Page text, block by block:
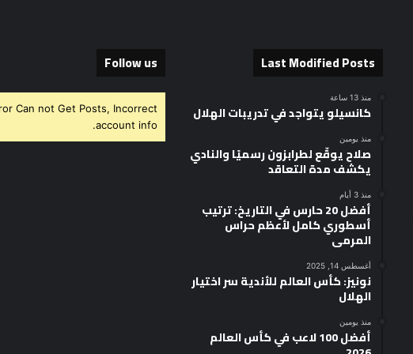
Last Modified Posts
منذ 13 ساعة
كانسيلو يتواجد في تدريبات الهلال
منذ يومين
صلاح يوقّع لطرابزون رسميًا والنادي
يكشف مدة التعاقد
منذ 3 أيام
أفضل 20 حارس في التاريخ: ترتيب
أسطوري كامل لأعظم حراس
المرمى
أغسطس 14, 2025
نونيز: كأس العالم للأندية سر اختيار
الهلال
منذ يومين
أفضل 100 لاعب في كأس العالم
Follow us
Can not Get Posts, Incorrect
account info.